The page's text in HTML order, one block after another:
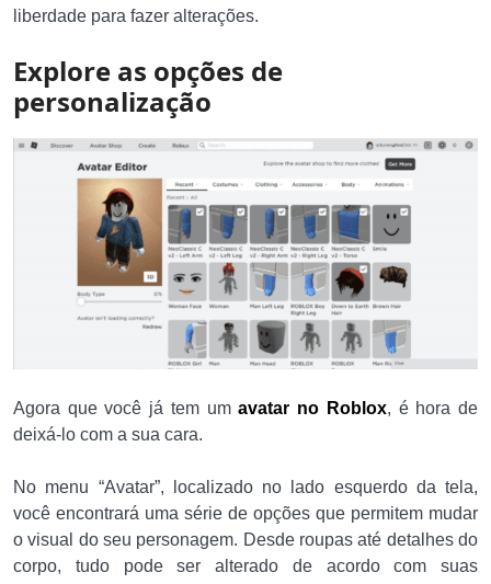
liberdade para fazer alterações.
Explore as opções de
personalização
Agora que você já tem umavatar no Roblox, é hora de
deixá-lo com a sua cara.
No menu “Avatar”, localizado no lado esquerdo da tela,
você encontrará uma série de opções que permitem mudar
o visual do seu personagem. Desde roupas até detalhes do
corpo, tudo pode ser alterado de acordo com suas